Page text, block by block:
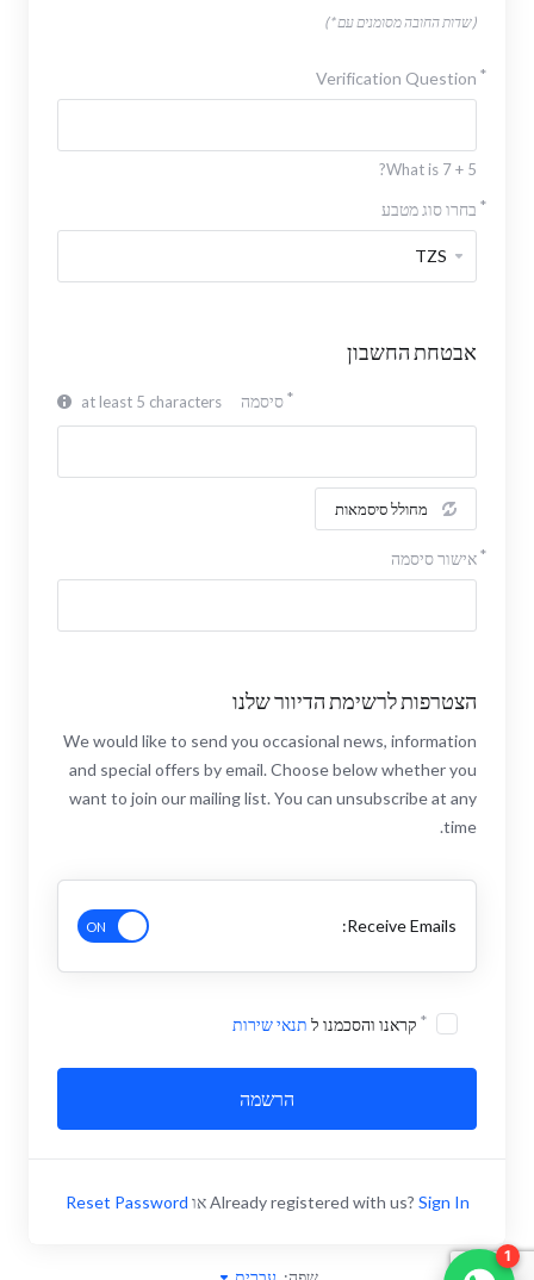
(שדות החובה מסומנים עם *)
Verification Question
What is 7 + 5?
בחרו סוג מטבע
אבטחת החשבון
סיסמה at least 5 characters
מחולל סיסמאות
אישור סיסמה
הצטרפות לרשימת הדיוור שלנו
We would like to send you occasional news, information
and special offers by email. Choose below whether you
want to join our mailing list. You can unsubscribe at any
time.
Receive Emails:
קראנו והסכמנו ל תנאי שירות
הרשמה
Already registered with us? Sign In או Reset Password
1